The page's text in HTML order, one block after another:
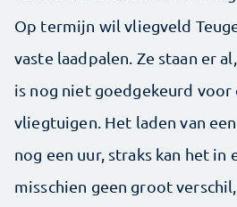
Op termijn wil vliegveld
vaste laadpalen. Ze staan er
is nog niet goedgekeurd voor
vliegtuigen. Het laden van
nog een uur, straks kan het in
misschien geen groot